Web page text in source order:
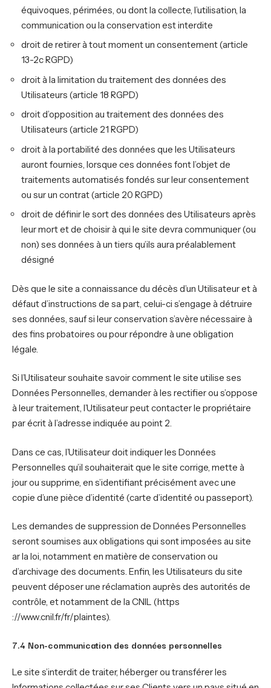
équivoques, périmées, ou dont la collecte, l’utilisation, la
communication ou la conservation est interdite
droit de retirer à tout moment un consentement (article
13-2c RGPD)
droit à la limitation du traitement des données des
Utilisateurs (article 18 RGPD)
droit d’opposition au traitement des données des
Utilisateurs (article 21 RGPD)
droit à la portabilité des données que les Utilisateurs
auront fournies, lorsque ces données font l’objet de
traitements automatisés fondés sur leur consentement
ou sur un contrat (article 20 RGPD)
droit de définir le sort des données des Utilisateurs après
leur mort et de choisir à qui le site devra communiquer (ou
non) ses données à un tiers qu’ils aura préalablement
désigné
Dès que le site a connaissance du décès d’un Utilisateur et à
défaut d’instructions de sa part, celui-ci s’engage à détruire
ses données, sauf si leur conservation s’avère nécessaire à
des fins probatoires ou pour répondre à une obligation
légale.
Si l’Utilisateur souhaite savoir comment le site utilise ses
Données Personnelles, demander à les rectifier ou s’oppose
à leur traitement, l’Utilisateur peut contacter le propriétaire
par écrit à l’adresse indiquée au point 2.
Dans ce cas, l’Utilisateur doit indiquer les Données
Personnelles qu’il souhaiterait que le site corrige, mette à
jour ou supprime, en s’identifiant précisément avec une
copie d’une pièce d’identité (carte d’identité ou passeport).
Les demandes de suppression de Données Personnelles
seront soumises aux obligations qui sont imposées au site
ar la loi, notamment en matière de conservation ou
d’archivage des documents. Enfin, les Utilisateurs du site
peuvent déposer une réclamation auprès des autorités de
contrôle, et notamment de la CNIL (https
://www.cnil.fr/fr/plaintes).
7.4 Non-communication des données personnelles
Le site s’interdit de traiter, héberger ou transférer les